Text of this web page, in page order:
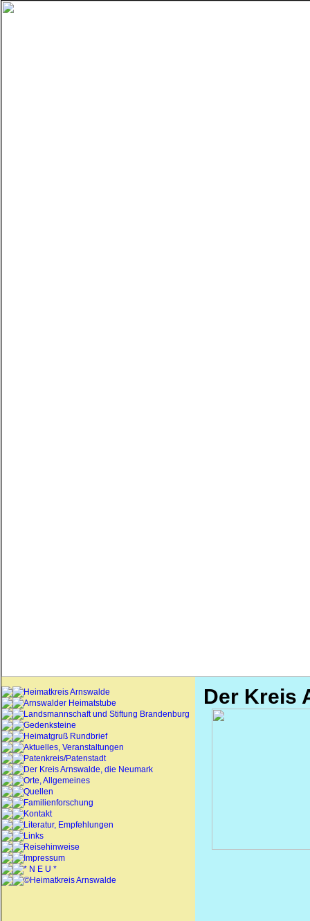
Heimatkreis Arnswalde
Arnswalder Heimatstube
Landsmannschaft und Stiftung Brandenburg
Gedenksteine
Heimatgruß Rundbrief
Aktuelles, Veranstaltungen
Patenkreis/Patenstadt
Der Kreis Arnswalde, die Neumark
Orte, Allgemeines
Quellen
Familienforschung
Kontakt
Literatur, Empfehlungen
Links
Reisehinweise
Impressum
* N E U *
©Heimatkreis Arnswalde
Der Kreis